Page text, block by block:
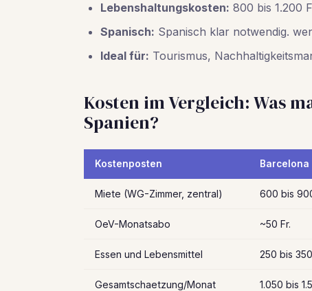
Lebenshaltungskosten: 800 bis 1.200
Spanisch: Spanisch klar notwendig.
Ideal für: Tourismus,
Kosten im Vergleich: Was
Spanien?
Kostenposten Barcelona
Miete (WG-Zimmer, zentral) 600 bis
OeV-Monatsabo ~50 Fr.
Essen und Lebensmittel 250 bis
Gesamtschaetzung/Monat 1.050 bis